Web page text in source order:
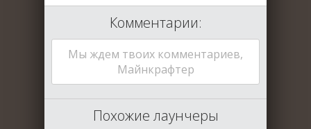
Комментарии:
Мы ждем твоих комментариев,
Майнкрафтер
Похожие лаунчеры